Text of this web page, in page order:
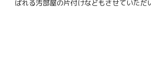
ばれる汚部屋の片付けなどもさせていただ